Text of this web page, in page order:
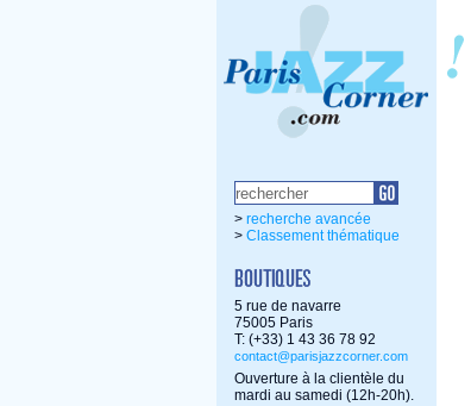
> recherche avancée
> Classement thématique
5 rue de navarre
75005 Paris
T: (+33) 1 43 36 78 92
contact@parisjazzcorner.com
Ouverture à la clientèle du
mardi au samedi (12h-20h).